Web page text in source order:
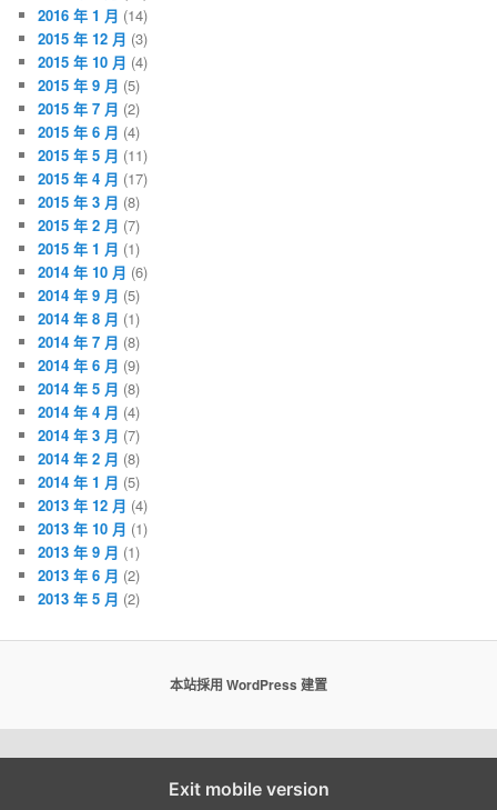
2016 年 1 月 (14)
2015 年 12 月 (3)
2015 年 10 月 (4)
2015 年 9 月 (5)
2015 年 7 月 (2)
2015 年 6 月 (4)
2015 年 5 月 (11)
2015 年 4 月 (17)
2015 年 3 月 (8)
2015 年 2 月 (7)
2015 年 1 月 (1)
2014 年 10 月 (6)
2014 年 9 月 (5)
2014 年 8 月 (1)
2014 年 7 月 (8)
2014 年 6 月 (9)
2014 年 5 月 (8)
2014 年 4 月 (4)
2014 年 3 月 (7)
2014 年 2 月 (8)
2014 年 1 月 (5)
2013 年 12 月 (4)
2013 年 10 月 (1)
2013 年 9 月 (1)
2013 年 6 月 (2)
2013 年 5 月 (2)
本站採用 WordPress 建置
Exit mobile version